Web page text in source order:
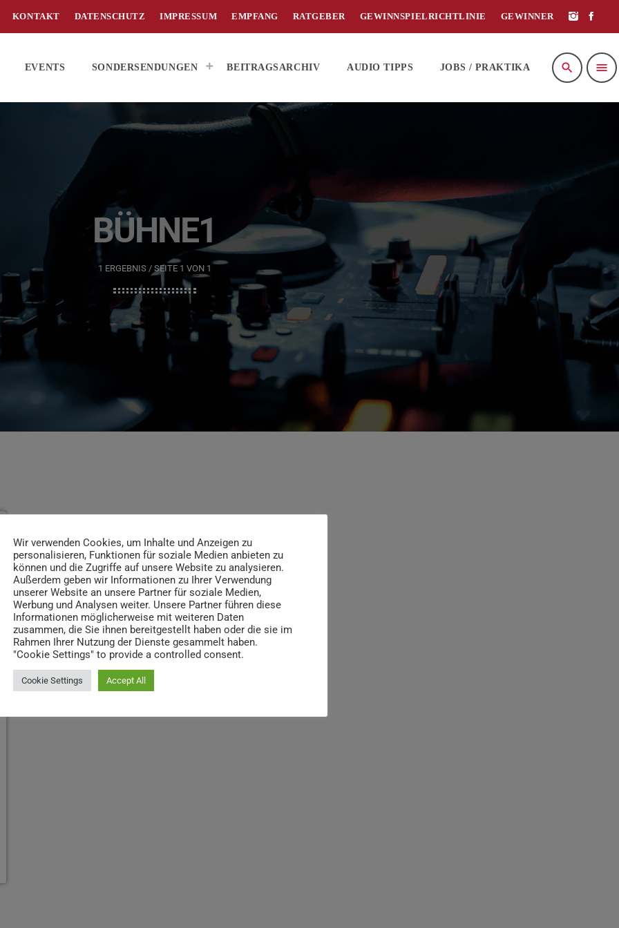
KONTAKT DATENSCHUTZ IMPRESSUM EMPFANG RATGEBER GEWINNSPIELRICHTLINIE GEWINNER
EVENTS SONDERSENDUNGEN BEITRAGSARCHIV AUDIO TIPPS JOBS / PRAKTIKA search menu
BÜHNE1
1 ERGEBNIS / SEITE 1 VON 1
Wir verwenden Cookies, um Inhalte und Anzeigen zu
personalisieren, Funktionen für soziale Medien anbieten zu
können und die Zugriffe auf unsere Website zu analysieren.
Außerdem geben wir Informationen zu Ihrer Verwendung
unserer Website an unsere Partner für soziale Medien,
Werbung und Analysen weiter. Unsere Partner führen diese
Informationen möglicherweise mit weiteren Daten
zusammen, die Sie ihnen bereitgestellt haben oder die sie im
Rahmen Ihrer Nutzung der Dienste gesammelt haben.
"Cookie Settings" to provide a controlled consent.
Cookie Settings Accept All